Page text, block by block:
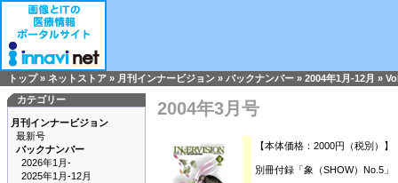
トップ» ネットストア » 月刊インナービジョン » バックナンバー » 2004年1月-12月 »
カテゴリー
月刊インナービジョン
最新号
バックナンバー
2026年1月-
2025年1月-12月
2004年3月号
【本体価格：2000円（税別）】
別冊付録「象（SHOW）No.5」